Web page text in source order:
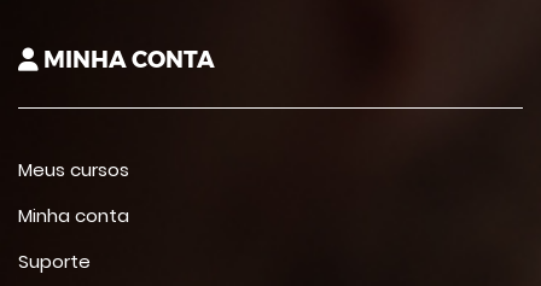
MINHA CONTA
Meus cursos
Minha conta
Suporte